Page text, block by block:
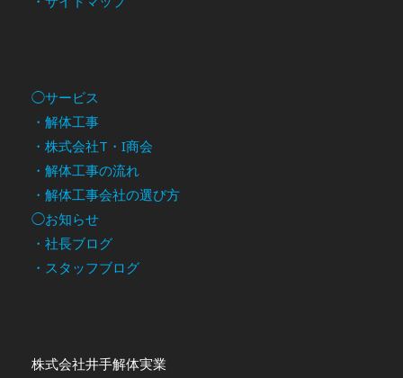
◯サービス
・解体工事
・株式会社T・I商会
・解体工事の流れ
・解体工事会社の選び方
◯お知らせ
・社長ブログ
・スタッフブログ
株式会社井手解体実業